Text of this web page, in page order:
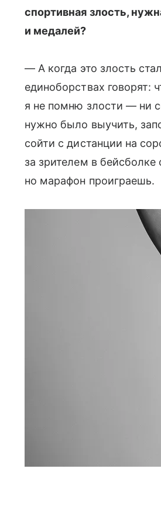
спортивная злость,
и медалей?
— А когда это злость
единоборствах говорят:
я не помню злости — ни
нужно было выучить,
сойти с дистанции на
за зрителем в
но марафон проиграешь.